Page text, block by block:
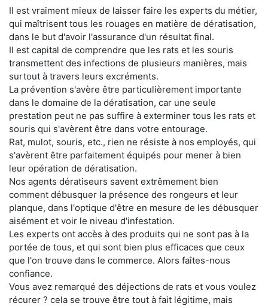
Il est vraiment mieux de laisser faire les experts du métier,
qui maîtrisent tous les rouages en matière de dératisation,
dans le but d'avoir l'assurance d'un résultat final.
Il est capital de comprendre que les rats et les souris
transmettent des infections de plusieurs manières, mais
surtout à travers leurs excréments.
La prévention s'avère être particulièrement importante
dans le domaine de la dératisation, car une seule
prestation peut ne pas suffire à exterminer tous les rats et
souris qui s'avèrent être dans votre entourage.
Rat, mulot, souris, etc., rien ne résiste à nos employés, qui
s'avèrent être parfaitement équipés pour mener à bien
leur opération de dératisation.
Nos agents dératiseurs savent extrêmement bien
comment débusquer la présence des rongeurs et leur
planque, dans l'optique d'être en mesure de les débusquer
aisément et voir le niveau d'infestation.
Les experts ont accès à des produits qui ne sont pas à la
portée de tous, et qui sont bien plus efficaces que ceux
que l'on trouve dans le commerce. Alors faîtes-nous
confiance.
Vous avez remarqué des déjections de rats et vous voulez
récurer ? cela se trouve être tout à fait légitime, mais